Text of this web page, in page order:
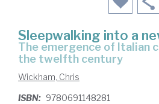
Sleepwalking into a
the emergence of Italian city communes in
the twelfth century
Wickham, Chris
ISBN: 9780691148281